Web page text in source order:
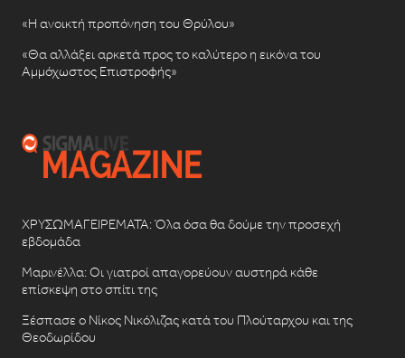
«Η ανοικτή προπόνηση του Θρύλου»
«Θα αλλάξει αρκετά προς το καλύτερο η εικόνα του
Αμμόχωστος Επιστροφής»
ΧΡΥΣΩΜΑΓΕΙΡΕΜΑΤΑ: Όλα όσα θα δούμε την προσεχή
εβδομάδα
Μαρινέλλα: Οι γιατροί απαγορεύουν αυστηρά κάθε
επίσκεψη στο σπίτι της
Ξέσπασε ο Νίκος Νικόλιζας κατά του Πλούταρχου και της
Θεοδωρίδου